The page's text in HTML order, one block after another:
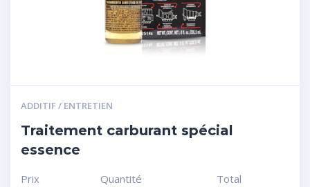
ADDITIF / ENTRETIEN
Traitement carburant spécial
essence
Prix Quantité Total